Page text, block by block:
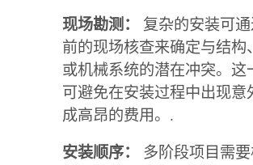
现场勘测：
复杂的安装可
前的现场核查来确定与结构
或机械系统的潜在冲突。这
可避免在安装过程中出现意
成高昂的费用。.
安装顺序：
多阶段项目需